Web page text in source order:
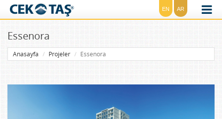
EN AR
Essenora
Anasayfa Projeler Essenora